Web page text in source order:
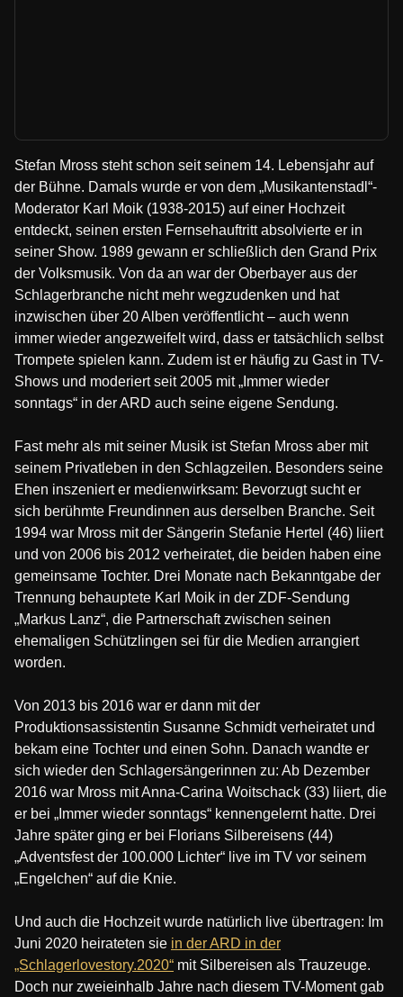
Stefan Mross steht schon seit seinem 14. Lebensjahr auf
der Bühne. Damals wurde er von dem „Musikantenstadl“-
Moderator Karl Moik (1938-2015) auf einer Hochzeit
entdeckt, seinen ersten Fernsehauftritt absolvierte er in
seiner Show. 1989 gewann er schließlich den Grand Prix
der Volksmusik. Von da an war der Oberbayer aus der
Schlagerbranche nicht mehr wegzudenken und hat
inzwischen über 20 Alben veröffentlicht – auch wenn
immer wieder angezweifelt wird, dass er tatsächlich selbst
Trompete spielen kann. Zudem ist er häufig zu Gast in TV-
Shows und moderiert seit 2005 mit „Immer wieder
sonntags“ in der ARD auch seine eigene Sendung.
Fast mehr als mit seiner Musik ist Stefan Mross aber mit
seinem Privatleben in den Schlagzeilen. Besonders seine
Ehen inszeniert er medienwirksam: Bevorzugt sucht er
sich berühmte Freundinnen aus derselben Branche. Seit
1994 war Mross mit der Sängerin Stefanie Hertel (46) liiert
und von 2006 bis 2012 verheiratet, die beiden haben eine
gemeinsame Tochter. Drei Monate nach Bekanntgabe der
Trennung behauptete Karl Moik in der ZDF-Sendung
„Markus Lanz“, die Partnerschaft zwischen seinen
ehemaligen Schützlingen sei für die Medien arrangiert
worden.
Von 2013 bis 2016 war er dann mit der
Produktionsassistentin Susanne Schmidt verheiratet und
bekam eine Tochter und einen Sohn. Danach wandte er
sich wieder den Schlagersängerinnen zu: Ab Dezember
2016 war Mross mit Anna-Carina Woitschack (33) liiert, die
er bei „Immer wieder sonntags“ kennengelernt hatte. Drei
Jahre später ging er bei Florians Silbereisens (44)
„Adventsfest der 100.000 Lichter“ live im TV vor seinem
„Engelchen“ auf die Knie.
Und auch die Hochzeit wurde natürlich live übertragen: Im
Juni 2020 heirateten sie in der ARD in der
„Schlagerlovestory.2020“ mit Silbereisen als Trauzeuge.
Doch nur zweieinhalb Jahre nach diesem TV-Moment gab